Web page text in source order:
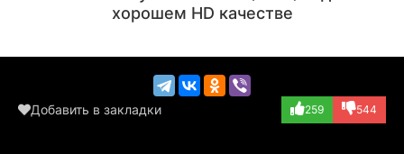
хорошем HD качестве
Добавить в закладки 259 544